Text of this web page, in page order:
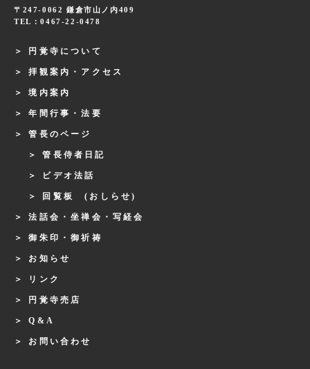
〒247-0062 鎌倉市山ノ内409
TEL：0467-22-0478
円覚寺について
拝観案内・アクセス
境内案内
年間行事・法要
管長のページ
管長侍者日記
ビデオ法話
回覧板 (おしらせ)
法話会・坐禅会・写経会
御朱印・御祈祷
お知らせ
リンク
円覚寺売店
Q&A
お問い合わせ